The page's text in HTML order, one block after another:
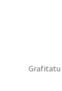
Grafitatu